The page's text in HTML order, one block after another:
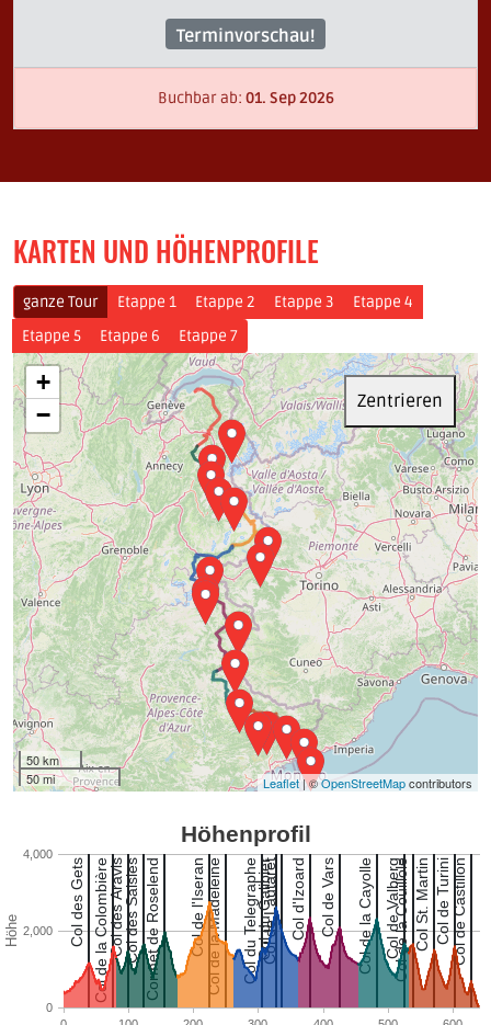
Terminvorschau!
Buchbar ab: 01. Sep 2026
KARTEN UND HÖHENPROFILE
ganze Tour Etappe 1 Etappe 2 Etappe 3
Etappe 4
Etappe 5
Etappe 6 Etappe 7
+
−
50 km
50 mi
Leaflet| ©OpenStreetMapcontributors
Zentrieren